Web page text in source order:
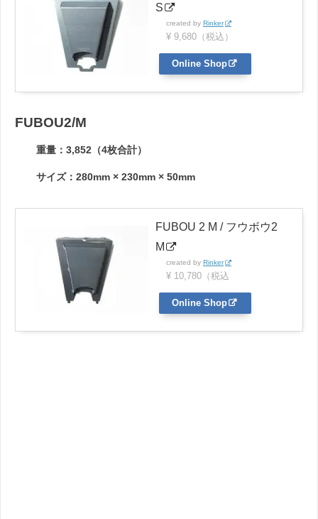
S
created by Rinker
¥ 9,680（税込）
Online Shop
FUBOU2/M
重量：3,852（4枚合計）
サイズ：280mm × 230mm × 50mm
FUBOU 2 M / フウボウ2
M
created by Rinker
¥ 10,780（税込
Online Shop